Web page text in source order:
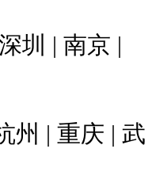
圳 | 南京 |
州 | 重庆 | 武